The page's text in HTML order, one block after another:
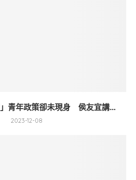
青年政策卻未現身 侯友宜講...
2023-12-08